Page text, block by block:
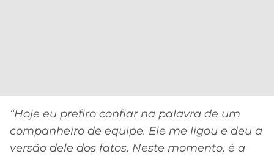
ATLÉTICO
MG
“Hoje eu prefiro confiar na palavra de um
companheiro de equipe. Ele me ligou e deu a
versão dele dos fatos. Neste momento, é a